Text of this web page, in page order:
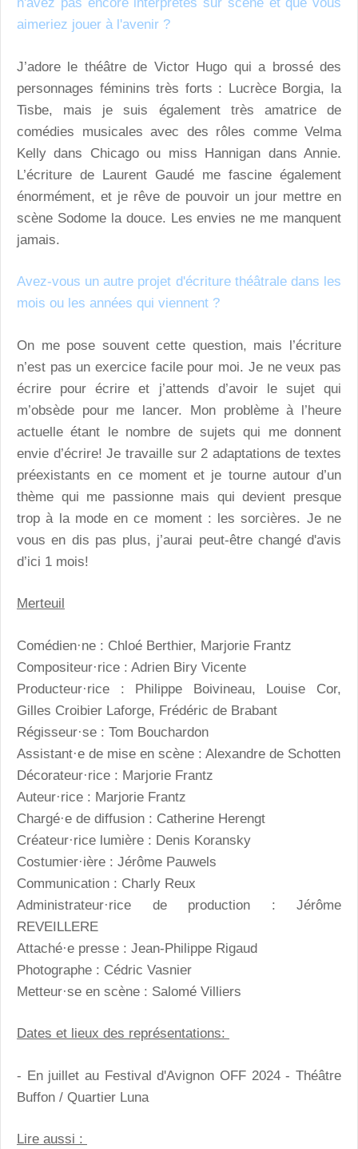
aimeriez jouer à l'avenir ?
J’adore le théâtre de Victor Hugo qui a brossé des
personnages féminins très forts : Lucrèce Borgia, la
Tisbe, mais je suis également très amatrice de
comédies musicales avec des rôles comme Velma
Kelly dans Chicago ou miss Hannigan dans Annie.
L’écriture de Laurent Gaudé me fascine également
énormément, et je rêve de pouvoir un jour mettre en
scène Sodome la douce. Les envies ne me manquent
jamais.
Avez-vous un autre projet d'écriture théâtrale dans les
mois ou les années qui viennent ?
On me pose souvent cette question, mais l’écriture
n’est pas un exercice facile pour moi. Je ne veux pas
écrire pour écrire et j’attends d’avoir le sujet qui
m’obsède pour me lancer. Mon problème à l’heure
actuelle étant le nombre de sujets qui me donnent
envie d’écrire! Je travaille sur 2 adaptations de textes
préexistants en ce moment et je tourne autour d’un
thème qui me passionne mais qui devient presque
trop à la mode en ce moment : les sorcières. Je ne
vous en dis pas plus, j’aurai peut-être changé d'avis
d’ici 1 mois!
Merteuil
Comédien·ne : Chloé Berthier, Marjorie Frantz
Compositeur·rice : Adrien Biry Vicente
Producteur·rice : Philippe Boivineau, Louise Cor,
Gilles Croibier Laforge, Frédéric de Brabant
Régisseur·se : Tom Bouchardon
Assistant·e de mise en scène : Alexandre de Schotten
Décorateur·rice : Marjorie Frantz
Auteur·rice : Marjorie Frantz
Chargé·e de diffusion : Catherine Herengt
Créateur·rice lumière : Denis Koransky
Costumier·ière : Jérôme Pauwels
Communication : Charly Reux
Administrateur·rice de production : Jérôme
REVEILLERE
Attaché·e presse : Jean-Philippe Rigaud
Photographe : Cédric Vasnier
Metteur·se en scène : Salomé Villiers
Dates et lieux des représentations:
- En juillet au Festival d'Avignon OFF 2024 - Théâtre
Buffon / Quartier Luna
Lire aussi :